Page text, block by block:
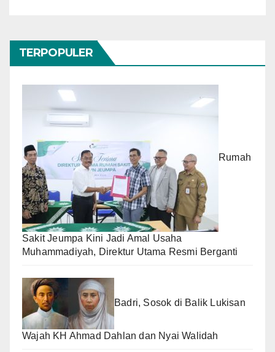
TERPOPULER
Rumah
Sakit Jeumpa Kini Jadi Amal Usaha
Muhammadiyah, Direktur Utama Resmi Berganti
Badri, Sosok di Balik Lukisan
Wajah KH Ahmad Dahlan dan Nyai Walidah